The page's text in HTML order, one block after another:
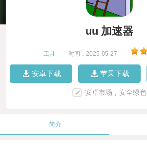
uu 加速器
工具 时间：2025-05-27
安卓下载 苹果下载
安卓市场，安全绿色
简介